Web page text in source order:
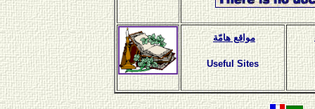
مواقع هامّة
Useful Sites